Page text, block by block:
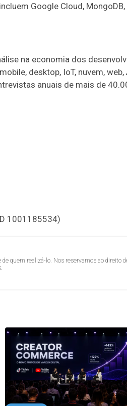
Google Cloud, MongoDB,
na economia dos
desktop, IoT, nuvem,
anuais de mais de
1001185534)
quem realizá-lo. Nos reservamos ao